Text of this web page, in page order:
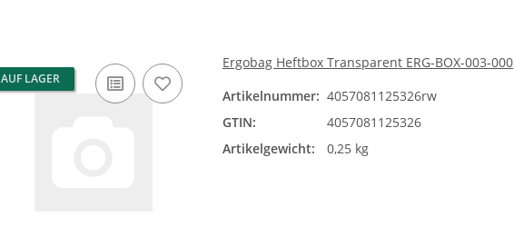
AUF LAGER
Ergobag Heftbox Transparent ERG-BOX-003-000
Artikelnummer: 4057081125326rw
GTIN:
4057081125326
Artikelgewicht:
0,25 kg